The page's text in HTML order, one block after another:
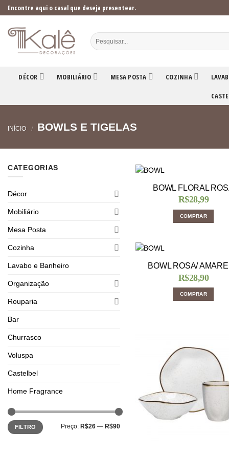
Skip
to
content
Encontre aqui o casal que deseja presentear.
DÉCOR MOBILIÁRIO MESA POSTA COZINHA
INÍCIO / BOWLS E TIGELAS
CATEGORIAS
Décor
Mobiliário
Mesa Posta
Cozinha
Lavabo e Banheiro
Organização
Rouparia
Bar
Churrasco
Voluspa
Castelbel
Home Fragrance
FILTRO Preço: R$26 — R$90
BOWL FLORAL
R$28,99
COMPRAR
BOWL ROSA/
R$28,90
COMPRAR